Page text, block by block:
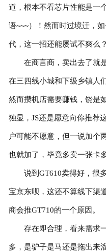
道，根本不看芯片性能是一
语~~~）！然而时过境迁，
代，这一招还能屡试不爽么？
在商言商，卖出去了就是
在三四线小城和下级乡镇人
然而攒机店需要赚钱，饶是
独显，JS还是愿意向你推荐
户可能不愿意，但一说加个
也就加了，毕竟多卖一张卡
说到GT610卖得好，很多
宝京东呗，这还不算线下渠
商会推GT710的一个原因。
存在即合理，看来需求一
多，是驴子是马还是拖出来